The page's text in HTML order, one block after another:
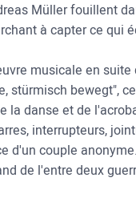
Müller fouillent
à capter ce qui
musicale en
stürmisch bewegt",
la danse et de
interrupteurs,
d'un couple
de l'entre deux